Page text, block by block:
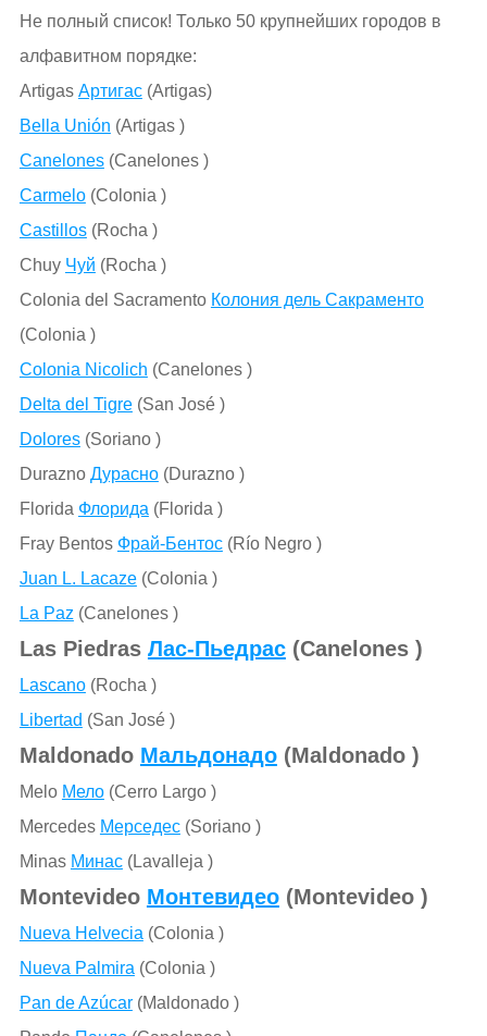
Не полный список! Только 50 крупнейших городов в
алфавитном порядке:
Artigas Артигас(Artigas)
Bella Unión (Artigas )
Canelones(Canelones )
Carmelo(Colonia )
Castillos(Rocha )
Chuy Чуй (Rocha )
Colonia del Sacramento Колония дель Сакраменто
(Colonia )
Colonia Nicolich (Canelones )
Delta del Tigre(San José )
Dolores(Soriano )
Durazno Дурасно(Durazno )
Florida Флорида (Florida )
Fray Bentos Фрай-Бентос(Río Negro )
Juan L. Lacaze(Colonia )
La Paz (Canelones )
Las Piedras Лас-Пьедрас(Canelones )
Lascano(Rocha )
Libertad (San José )
Maldonado Мальдонадо(Maldonado )
Melo Мело(Cerro Largo )
Mercedes Мерседес(Soriano )
Minas Минас(Lavalleja )
Montevideo Монтевидео(Montevideo )
Nueva Helvecia (Colonia )
Nueva Palmira (Colonia )
Pan de Azúcar(Maldonado )